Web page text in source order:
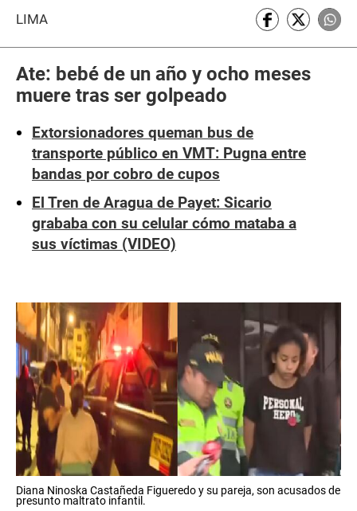
LIMA
Ate: bebé de un año y ocho meses
muere tras ser golpeado
Extorsionadores queman bus de
transporte público en VMT: Pugna entre
bandas por cobro de cupos
El Tren de Aragua de Payet: Sicario
grababa con su celular cómo mataba a
sus víctimas (VIDEO)
Diana Ninoska Castañeda Figueredo y su pareja, son acusados de
presunto maltrato infantil.